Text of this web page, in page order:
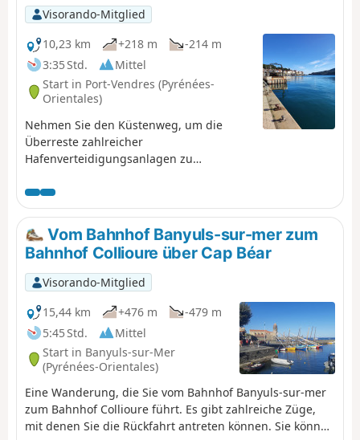
Visorando-Mitglied
10,23 km
+218 m
-214 m
3:35 Std.
Mittel
Start in Port-Vendres (Pyrénées-
Orientales)
Nehmen Sie den Küstenweg, um die
Überreste zahlreicher
Hafenverteidigungsanlagen zu
über die Öffnungszeiten des Küstenwegs
zwischen Argelès-sur-Mer und Cerbère,
bevor Sie diese Wanderung beginnen.
Vom Bahnhof Banyuls-sur-mer zum
Bahnhof Collioure über Cap Béar
Visorando-Mitglied
15,44 km
+476 m
-479 m
5:45 Std.
Mittel
Start in Banyuls-sur-Mer
(Pyrénées-Orientales)
Eine Wanderung, die Sie vom Bahnhof Banyuls-sur-mer
zum Bahnhof Collioure führt. Es gibt zahlreiche Züge,
mit denen Sie die Rückfahrt antreten können. Sie können